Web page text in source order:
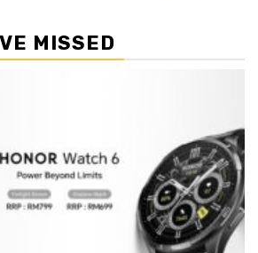
MISSED